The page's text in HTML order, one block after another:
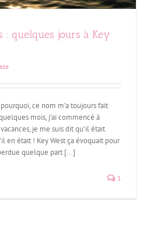
: quelques jours à Key
ce nom m’a toujours fait
mois, j’ai commencé à
je me suis dit qu’il était
en était ! Key West ça évoquait pour
quelque part [...]
1